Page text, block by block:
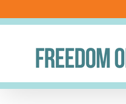
to